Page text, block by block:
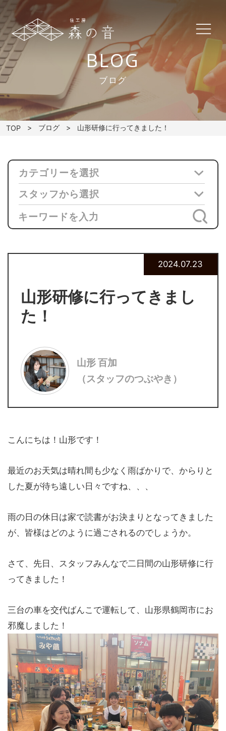
BLOG
ブログ
TOP ブログ 山形研修に行ってきました！
山形研修に行ってきまし
た！
2024.07.23
山形 百加
（スタッフのつぶやき）
こんにちは！山形です！
最近のお天気は晴れ間も少なく雨ばかりで、からりと
した夏が待ち遠しい日々ですね、、、
雨の日の休日は家で読書がお決まりとなってきました
が、皆様はどのように過ごされるのでしょうか。
さて、先日、スタッフみんなで二日間の山形研修に行
ってきました！
三台の車を交代ばんこで運転して、山形県鶴岡市にお
邪魔しました！